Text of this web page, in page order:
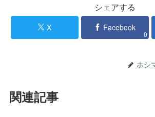
シェアする
X Facebook
0
ホシ
関連記事